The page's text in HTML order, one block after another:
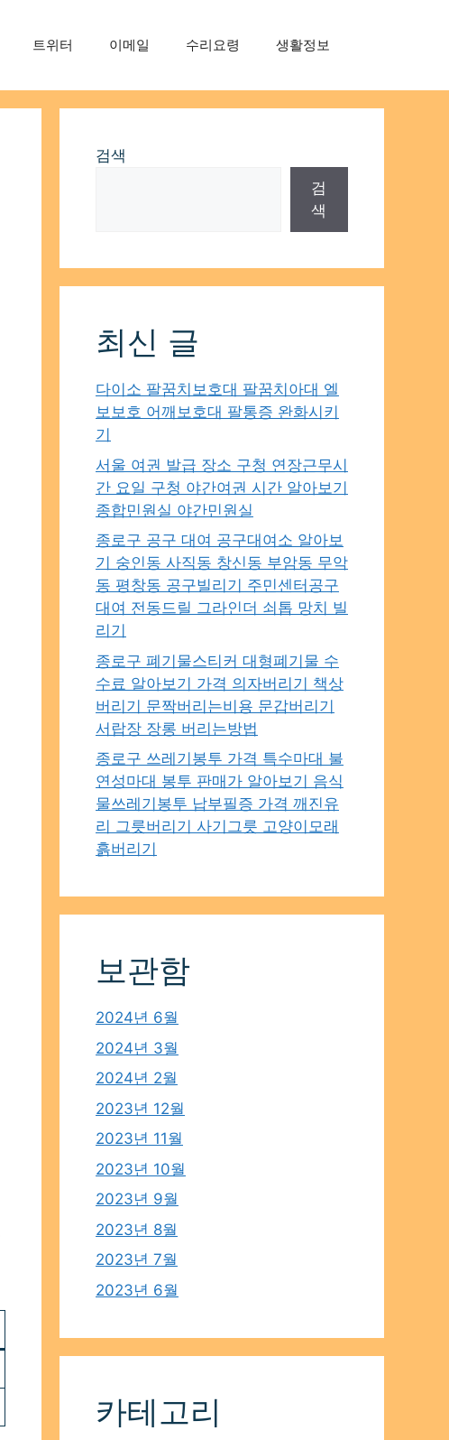
트위터 이메일 수리요령 생활정보
검색
검
색
최신 글
다이소 팔꿈치보호대 팔꿈치아대 엘
보보호 어깨보호대 팔통증 완화시키
기
서울 여권 발급 장소 구청 연장근무시
간 요일 구청 야간여권 시간 알아보기
종합민원실 야간민원실
종로구 공구 대여 공구대여소 알아보
기 숭인동 사직동 창신동 부암동 무악
동 평창동 공구빌리기 주민센터공구
대여 전동드릴 그라인더 쇠톱 망치 빌
리기
종로구 폐기물스티커 대형폐기물 수
수료 알아보기 가격 의자버리기 책상
버리기 문짝버리는비용 문갑버리기
서랍장 장롱 버리는방법
종로구 쓰레기봉투 가격 특수마대 불
연성마대 봉투 판매가 알아보기 음식
물쓰레기봉투 납부필증 가격 깨진유
리 그릇버리기 사기그릇 고양이모래
흙버리기
보관함
2024년 6월
2024년 3월
2024년 2월
2023년 12월
2023년 11월
2023년 10월
2023년 9월
2023년 8월
2023년 7월
2023년 6월
카테고리